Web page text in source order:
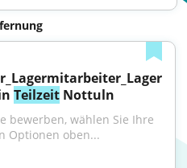
Teilzeit Nottuln
bewerben, wählen Sie Ihre
Optionen oben...